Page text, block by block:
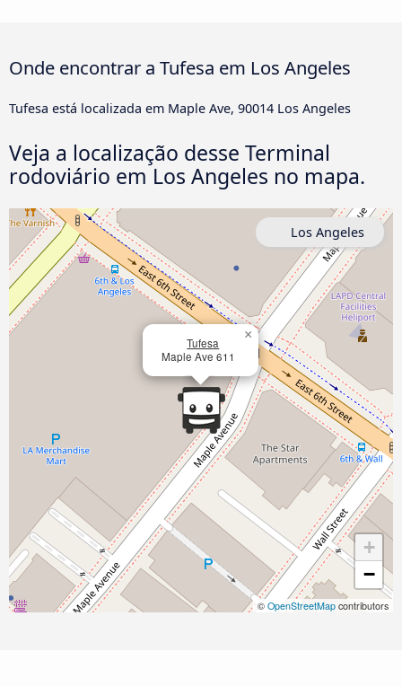
Onde encontrar a Tufesa em Los Angeles
Tufesa está localizada em Maple Ave, 90014 Los Angeles
Veja a localização desse Terminal
rodoviário em Los Angeles no mapa.
Tufesa
Maple Ave 611
×
+
−
© OpenStreetMap contributors
Los Angeles